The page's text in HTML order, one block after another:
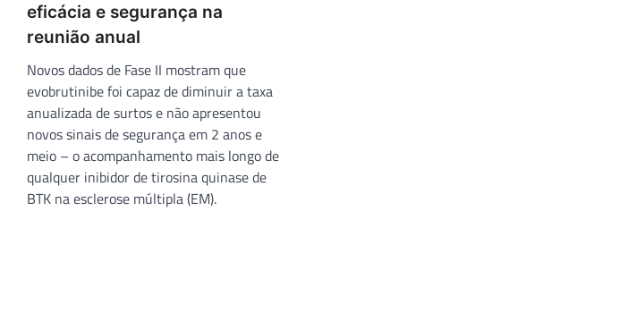
eficácia e segurança na
reunião anual
Novos dados de Fase II mostram que
evobrutinibe foi capaz de diminuir a taxa
anualizada de surtos e não apresentou
novos sinais de segurança em 2 anos e
meio – o acompanhamento mais longo de
qualquer inibidor de tirosina quinase de
BTK na esclerose múltipla (EM).